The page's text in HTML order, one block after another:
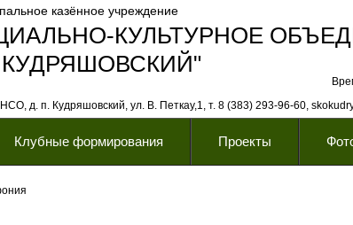
КУЛЬТУРНОЕ
д. п. Кудряшовский, ул. В. Петкау,1, т. 8 (383) 293-96-60,
казённое учреждение
Клубные формирования Проекты